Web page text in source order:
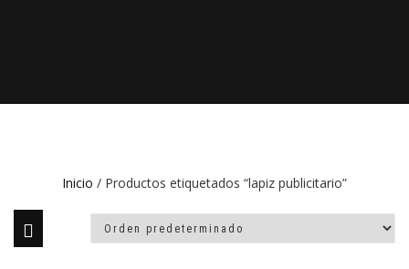
Inicio / Productos etiquetados “lapiz publicitario”